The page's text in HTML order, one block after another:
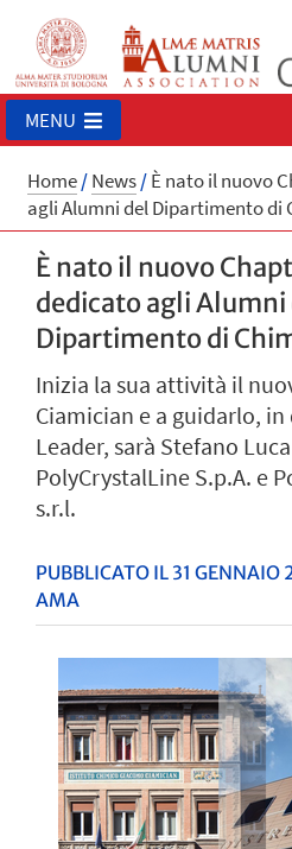
MENU
Home/News/È nato il nuovo
agli Alumni del Dipartimento di
È nato il nuovo
dedicato agli Alumni
Dipartimento di
Inizia la sua attività il
Ciamician e a guidarlo,
Leader, sarà Stefano
PolyCrystalLine S.p.A. e
s.r.l.
PUBBLICATO IL 31
AMA